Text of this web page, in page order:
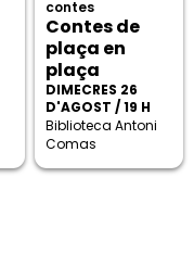
contes
Contes de
plaça en
plaça
DIMECRES 26
D'AGOST / 19 H
Biblioteca Antoni
Comas